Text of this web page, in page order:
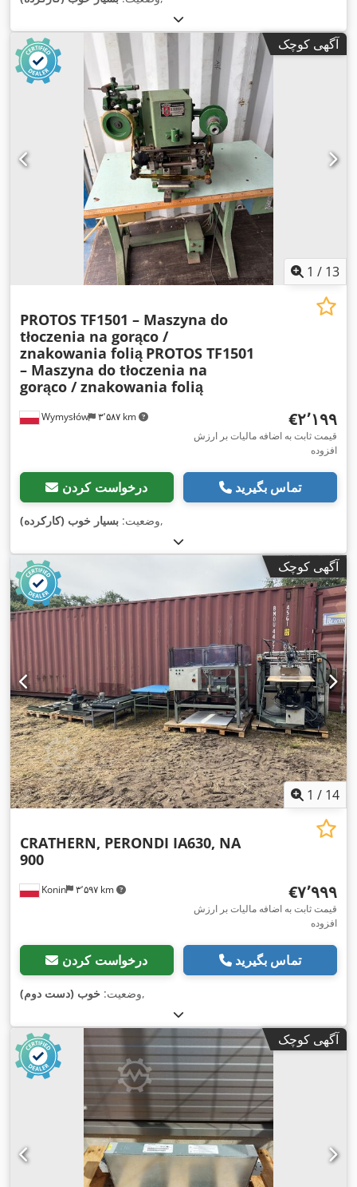
آگهی کوچک
1 / 13
Wymysłów ۳٬۵۸۷ km
PROTOS TF1501 – Maszyna do
tłoczenia na gorąco /
znakowania folią PROTOS TF1501
– Maszyna do tłoczenia na
gorąco / znakowania folią
‎€۲٬۱۹۹
قیمت ثابت به اضافه مالیات بر ارزش
افزوده
درخواست کردن تماس بگیرید
وضعیت: بسیار خوب (کارکرده) ,
آگهی کوچک
1 / 14
Konin ۳٬۵۹۷ km
CRATHERN, PERONDI IA630, NA
900
‎€۷٬۹۹۹
قیمت ثابت به اضافه مالیات بر ارزش
افزوده
درخواست کردن تماس بگیرید
وضعیت: خوب (دست دوم) ,
آگهی کوچک